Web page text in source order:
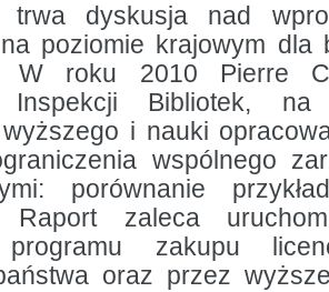
doświadczeń
i międzynarodowe
porównania
dyskusja nad
poziomie krajowym dla
W roku 2010 Pierre
Inspekcji Bibliotek, na
i nauki
wspólnego
porównanie
zaleca
programu zakupu
oraz przez